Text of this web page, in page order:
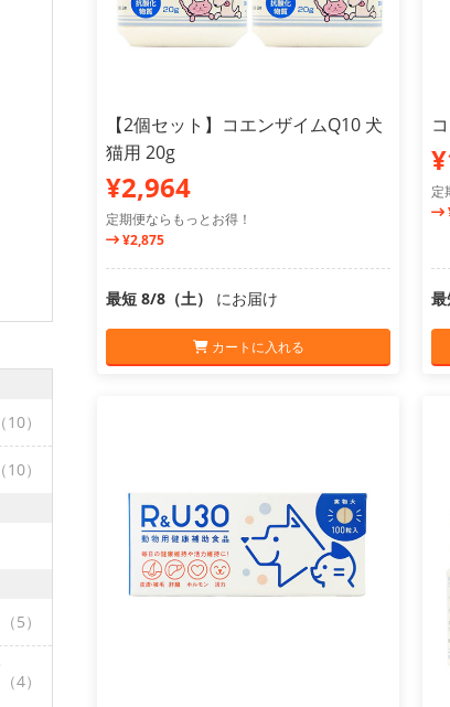
（10）
（10）
（5）
（4）
【2個セット】コエンザイムQ10 犬
猫用 20g
¥2,964
定期便ならもっとお得！
¥2,875
最短 8/8（土） にお届け
カートに入れる
定
最